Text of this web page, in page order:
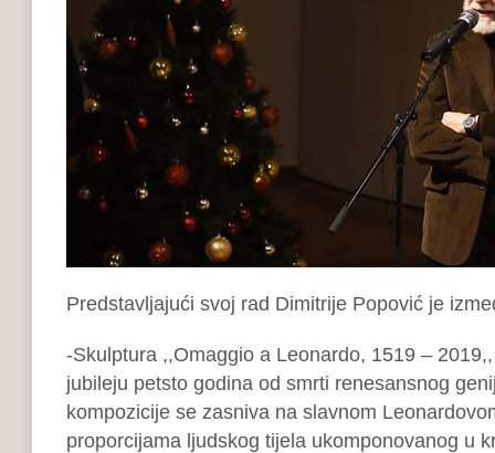
Predstavljajući svoj rad Dimitrije Popović je
-Skulptura ,,Omaggio a Leonardo, 1519 –
jubileju petsto godina od smrti renesansnog
kompozicije se zasniva na slavnom
proporcijama ljudskog tijela ukomponovanog u